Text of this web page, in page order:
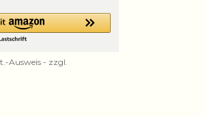
Ausweis - zzgl.